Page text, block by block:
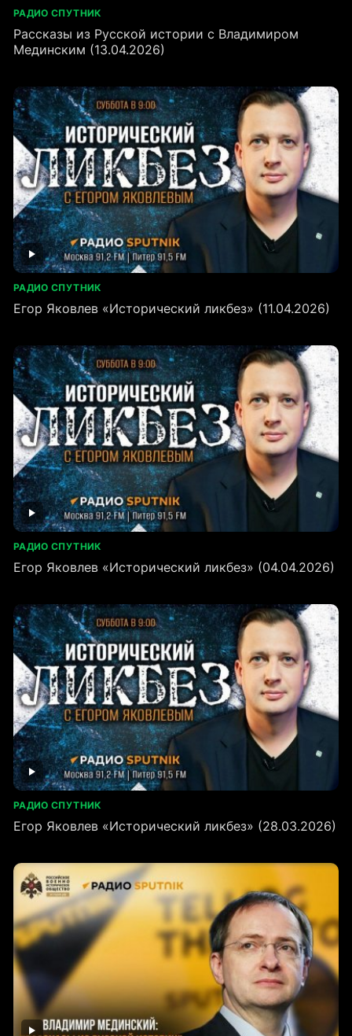
РАДИО СПУТНИК
Рассказы из Русской истории с Владимиром
Мединским (13.04.2026)
РАДИО СПУТНИК
Егор Яковлев «Исторический ликбез» (11.04.2026)
РАДИО СПУТНИК
Егор Яковлев «Исторический ликбез» (04.04.2026)
РАДИО СПУТНИК
Егор Яковлев «Исторический ликбез» (28.03.2026)